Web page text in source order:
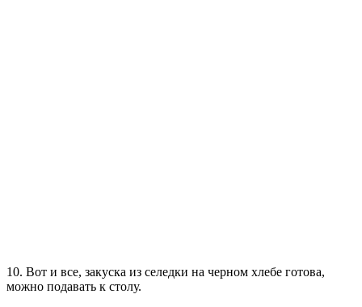
10. Вот и все, закуска из селедки на черном хлебе готова,
можно подавать к столу.